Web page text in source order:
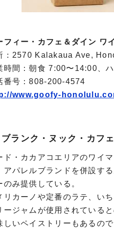
フィー・カフェ＆ダイン ワ
：2570 Kalakaua Ave,
時間：朝食 7:00〜14:00、
番号：808-200-4574
www.goofy-
ブランク・ヌック・カフ
ド・カカアコエリアのワイ
アパレルブランドを併設す
のみ提供している。
リカーノや定番のラテ、い
ージャムが使用されていると
しいペイストリーもあるの